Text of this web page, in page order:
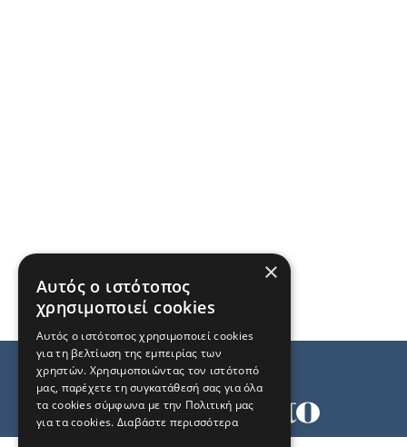
×
Αυτός ο ιστότοπος
χρησιμοποιεί cookies
Αυτός ο ιστότοπος χρησιμοποιεί cookies
για τη βελτίωση της εμπειρίας των
χρηστών. Χρησιμοποιώντας τον ιστότοπό
μας, παρέχετε τη συγκατάθεσή σας για όλα
τα cookies σύμφωνα με την Πολιτική μας
για τα cookies. Διαβάστε περισσότερα